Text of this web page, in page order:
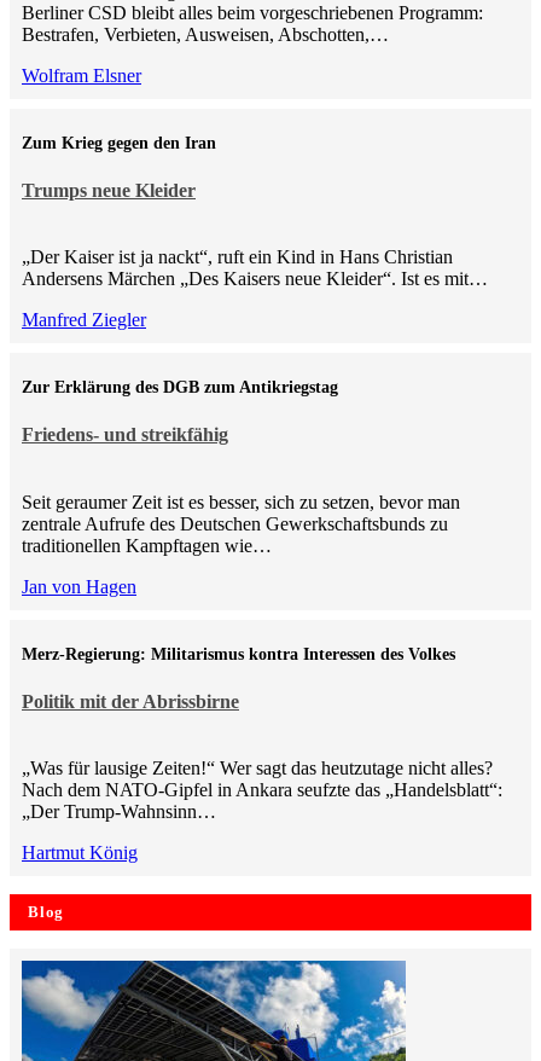
Berliner CSD bleibt alles beim vorgeschriebenen Programm:
Bestrafen, Verbieten, Ausweisen, Abschotten,…
Wolfram Elsner
Trumps neue Kleider
Zum Krieg gegen den Iran
„Der Kaiser ist ja nackt“, ruft ein Kind in Hans Christian
Andersens Märchen „Des Kaisers neue Kleider“. Ist es mit…
Manfred Ziegler
Friedens- und streikfähig
Zur Erklärung des DGB zum Antikriegstag
Seit geraumer Zeit ist es besser, sich zu setzen, bevor man
zentrale Aufrufe des Deutschen Gewerkschaftsbunds zu
traditionellen Kampftagen wie…
Jan von Hagen
Politik mit der Abrissbirne
Merz-Regierung: Militarismus kontra Inte­ressen des Volkes
„Was für lausige Zeiten!“ Wer sagt das heutzutage nicht alles?
Nach dem NATO-Gipfel in Ankara seufzte das „Handelsblatt“:
„Der Trump-Wahnsinn…
Hartmut König
Blog